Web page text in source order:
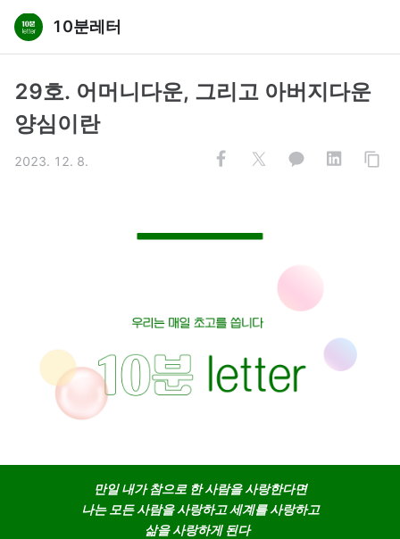
10분레터
29호. 어머니다운, 그리고 아버지다운
양심이란
2023. 12. 8.
만일 내가 참으로 한 사람을 사랑한다면
나는 모든 사람을 사랑하고 세계를 사랑하고
삶을 사랑하게 된다